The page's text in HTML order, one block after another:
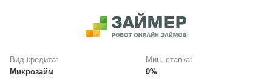
Вид кредита:
Микрозайм
Мин. ставка:
0%